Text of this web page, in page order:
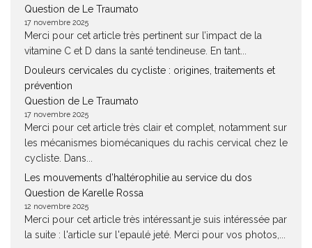
Question de Le Traumato
17 novembre 2025
Merci pour cet article très pertinent sur l’impact de la
vitamine C et D dans la santé tendineuse. En tant...
Douleurs cervicales du cycliste : origines, traitements et
prévention
Question de Le Traumato
17 novembre 2025
Merci pour cet article très clair et complet, notamment sur
les mécanismes biomécaniques du rachis cervical chez le
cycliste. Dans...
Les mouvements d’haltérophilie au service du dos
Question de Karelle Rossa
12 novembre 2025
Merci pour cet article très intéressant.je suis intéressée par
la suite : l'article sur l'epaulé jeté. Merci pour vos photos,...